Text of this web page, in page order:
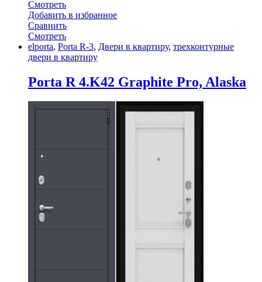
Смотреть
Добавить в избранное
Сравнить
Смотреть
elporta, Porta R-3, Двери в квартиру, трехконтурные
двери в квартиру
Porta R 4.K42 Graphite Pro, Alaska